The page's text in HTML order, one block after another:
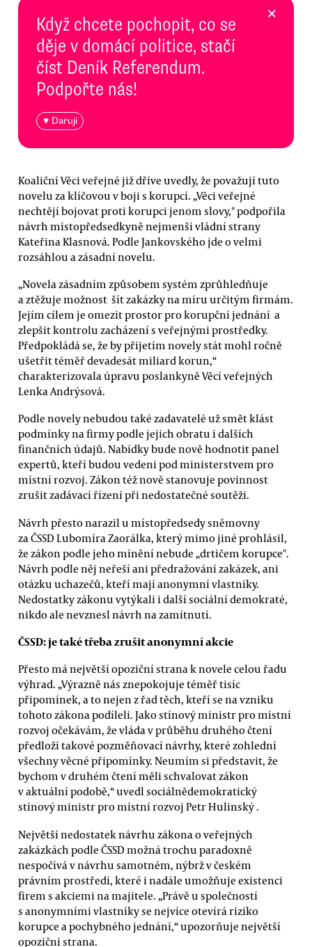
Když chcete pochopit, co se
děje v domácí politice, stačí
číst Deník Referendum.
Podpořte nás!
♥ Daruji
×
Koaliční Věci veřejné již dříve uvedly, že považují tuto
novelu za klíčovou v boji s korupcí. „Věci veřejné
nechtějí bojovat proti korupci jenom slovy," podpořila
návrh místopředsedkyně nejmenší vládní strany
Kateřina Klasnová. Podle Jankovského jde o velmi
rozsáhlou a zásadní novelu.
„Novela zásadním způsobem systém zprůhledňuje
a ztěžuje možnost šít zakázky na míru určitým firmám.
Jejím cílem je omezit prostor pro korupční jednání a
zlepšit kontrolu zacházení s veřejnými prostředky.
Předpokládá se, že by přijetím novely stát mohl ročně
ušetřit téměř devadesát miliard korun,“
charakterizovala úpravu poslankyně Věcí veřejných
Lenka Andrýsová.
Podle novely nebudou také zadavatelé už smět klást
podmínky na firmy podle jejich obratu i dalších
finančních údajů. Nabídky bude nově hodnotit panel
expertů, kteří budou vedeni pod ministerstvem pro
místní rozvoj. Zákon též nově stanovuje povinnost
zrušit zadávací řízení při nedostatečné soutěži.
Návrh přesto narazil u místopředsedy sněmovny
za ČSSD Lubomíra Zaorálka, který mimo jiné prohlásil,
že zákon podle jeho mínění nebude „drtičem korupce".
Návrh podle něj neřeší ani předražování zakázek, ani
otázku uchazečů, kteří mají anonymní vlastníky.
Nedostatky zákonu vytýkali i další sociální demokraté,
nikdo ale nevznesl návrh na zamítnutí.
ČSSD: je také třeba zrušit anonymní akcie
Přesto má největší opoziční strana k novele celou řadu
výhrad. „Výrazně nás znepokojuje téměř tisíc
připomínek, a to nejen z řad těch, kteří se na vzniku
tohoto zákona podíleli. Jako stínový ministr pro místní
rozvoj očekávám, že vláda v průběhu druhého čtení
předloží takové pozměňovací návrhy, které zohlední
všechny věcné připomínky. Neumím si představit, že
bychom v druhém čtení měli schvalovat zákon
v aktuální podobě,“ uvedl sociálnědemokratický
stínový ministr pro místní rozvoj Petr Hulinský .
Největší nedostatek návrhu zákona o veřejných
zakázkách podle ČSSD možná trochu paradoxně
nespočívá v návrhu samotném, nýbrž v českém
právním prostředí, které i nadále umožňuje existenci
firem s akciemi na majitele. „Právě u společností
s anonymními vlastníky se nejvíce otevírá riziko
korupce a pochybného jednání,“ upozorňuje největší
opoziční strana.